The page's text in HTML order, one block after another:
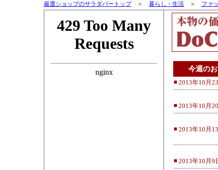
厳選ショップのサラダバートップ＞ 暮らし・生活 ＞ ファ
今週の
■ 2013年10月
■ 2013年10月
■ 2013年10月
■ 2013年10月9